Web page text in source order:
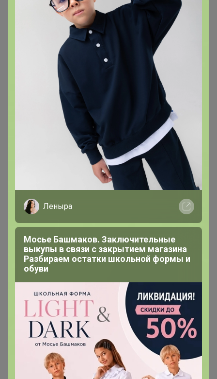
kristinchik
Магистр
В теме "GREG, CASINO - футболки от 480 рублей!
Сорочки на разный рост! Поло, платья, кардиганы!"
1
Спасибо. Записалась.
kristinchik
Магистр
Леныра
Мосье Башмаков. Заключительные
выкупы в связи с закрытием магазина
Разбираем остатки школьной формы и
обуви